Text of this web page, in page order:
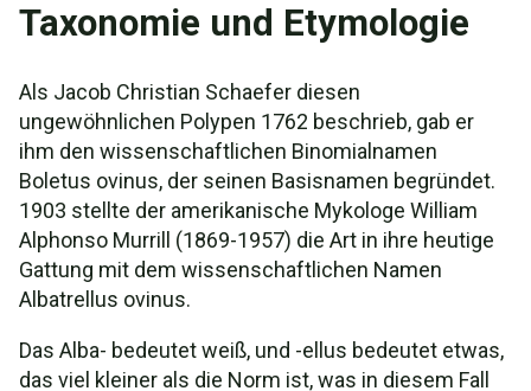
Taxonomie und Etymologie
Als Jacob Christian Schaefer diesen
ungewöhnlichen Polypen 1762 beschrieb, gab er
ihm den wissenschaftlichen Binomialnamen
Boletus ovinus, der seinen Basisnamen begründet.
1903 stellte der amerikanische Mykologe William
Alphonso Murrill (1869-1957) die Art in ihre heutige
Gattung mit dem wissenschaftlichen Namen
Albatrellus ovinus.
Das Alba- bedeutet weiß, und -ellus bedeutet etwas,
das viel kleiner als die Norm ist, was in diesem Fall